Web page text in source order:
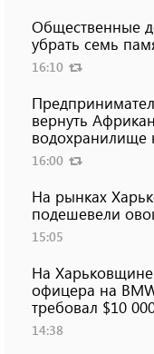
Общественные
убрать семь
16:10
вернуть
водохранилище
16:00
На рынках
подешевели
15:05
На
офицера на
требовал $10
14:38